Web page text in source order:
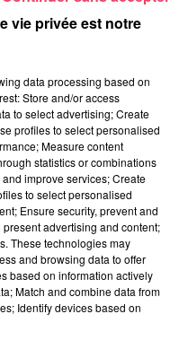
MACHINE PRÊTÉ AUX PAYS-
vie privée est notre
data processing based on
Store and/or access
to select advertising; Create
profiles to select personalised
Measure content
statistics or combinations
improve services; Create
to select personalised
Ensure security, prevent and
advertising and content;
These technologies may
and browsing data to offer
based on information actively
Match and combine data from
Identify devices based on